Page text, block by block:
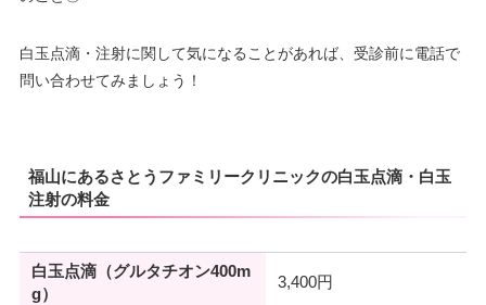
白玉点滴・注射に関して気になることがあれば、受診前に電話で
問い合わせてみましょう！
福山にあるさとうファミリークリニックの白玉点滴・白玉
注射の料金
白玉点滴（グルタチオン400m
g）
3,400円